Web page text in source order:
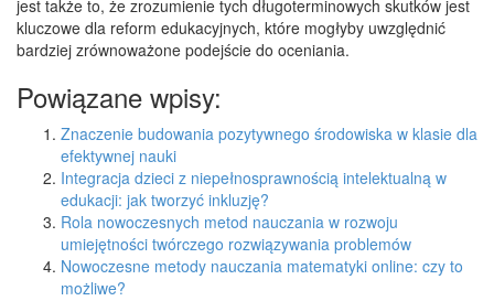
jest także to, że zrozumienie tych długoterminowych skutków jest
kluczowe dla reform edukacyjnych, które mogłyby uwzględnić
bardziej zrównoważone podejście do oceniania.
Powiązane wpisy:
Znaczenie budowania pozytywnego środowiska w klasie dla
efektywnej nauki
Integracja dzieci z niepełnosprawnością intelektualną w
edukacji: jak tworzyć inkluzję?
Rola nowoczesnych metod nauczania w rozwoju
umiejętności twórczego rozwiązywania problemów
Nowoczesne metody nauczania matematyki online: czy to
możliwe?